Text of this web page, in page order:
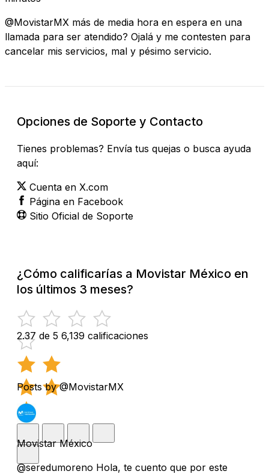
@MovistarMX más de media hora en espera en una
llamada para ser atendido? Ojalá y me contesten para
cancelar mis servicios, mal y pésimo servicio.
Opciones de Soporte y Contacto
Tienes problemas? Envía tus quejas o busca ayuda
aquí:
Cuenta en X.com
Página en Facebook
Sitio Oficial de Soporte
¿Cómo calificarías a Movistar México en
los últimos 3 meses?
2.37 de 5 6,139 calificaciones
Posts by @MovistarMX
Movistar México
@seredumoreno Hola, te cuento que por este